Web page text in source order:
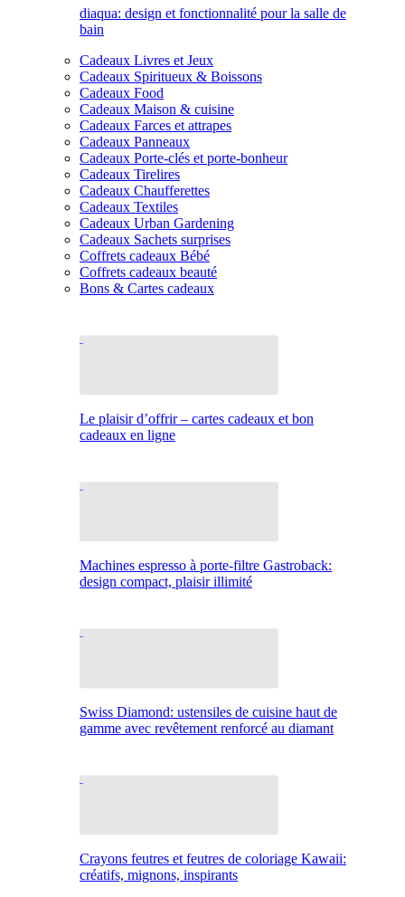
diaqua: design et fonctionnalité pour la salle de
bain
Cadeaux Livres et Jeux
Cadeaux Spiritueux & Boissons
Cadeaux Food
Cadeaux Maison & cuisine
Cadeaux Farces et attrapes
Cadeaux Panneaux
Cadeaux Porte-clés et porte-bonheur
Cadeaux Tirelires
Cadeaux Chaufferettes
Cadeaux Textiles
Cadeaux Urban Gardening
Cadeaux Sachets surprises
Coffrets cadeaux Bébé
Coffrets cadeaux beauté
Bons & Cartes cadeaux
Le plaisir d’offrir – cartes cadeaux et bon
cadeaux en ligne
Machines espresso à porte-filtre Gastroback:
design compact, plaisir illimité
Swiss Diamond: ustensiles de cuisine haut de
gamme avec revêtement renforcé au diamant
Crayons feutres et feutres de coloriage Kawaii:
créatifs, mignons, inspirants